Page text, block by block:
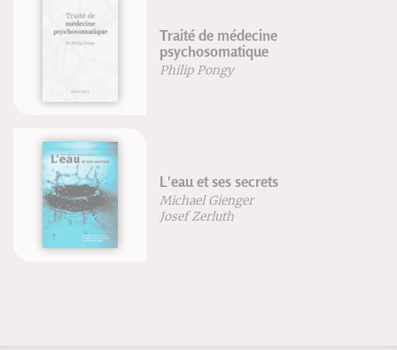
Traité de médecine
psychosomatique
Philip Pongy
L'eau et ses secrets
Michael Gienger
Josef Zerluth